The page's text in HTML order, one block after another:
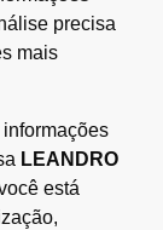
precisa
mais
LEANDRO
está